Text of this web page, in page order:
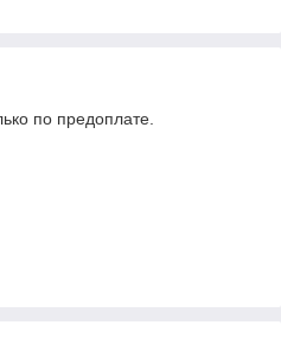
по предоплате.